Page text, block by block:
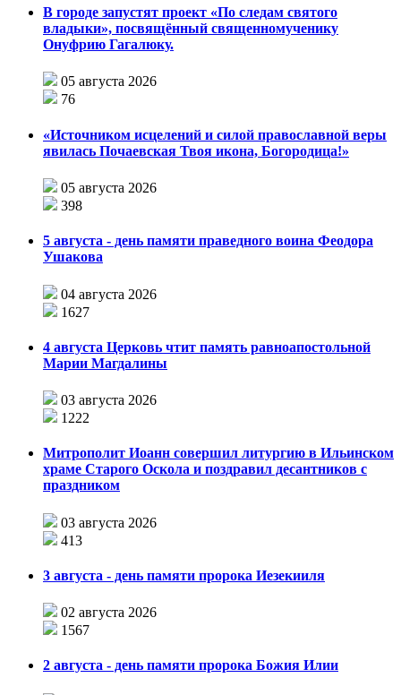
В городе запустят проект «По следам святого
владыки», посвящённый священномученику
Онуфрию Гагалюку.
05 августа 2026
76
«Источником исцелений и силой православной веры
явилась Почаевская Твоя икона, Богородица!»
05 августа 2026
398
5 августа - день памяти праведного воина Феодора
Ушакова
04 августа 2026
1627
4 августа Церковь чтит память равноапостольной
Марии Магдалины
03 августа 2026
1222
Митрополит Иоанн совершил литургию в Ильинском
храме Старого Оскола и поздравил десантников с
праздником
03 августа 2026
413
3 августа - день памяти пророка Иезекииля
02 августа 2026
1567
2 августа - день памяти пророка Божия Илии